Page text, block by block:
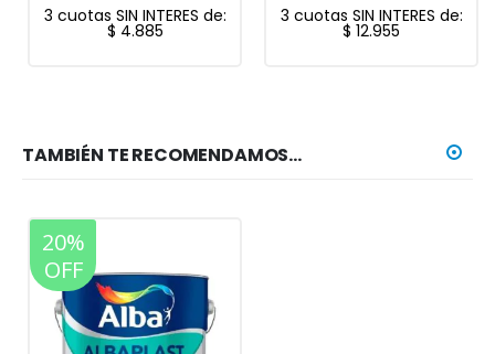
3 cuotas SIN INTERES de:
$ 4.885
3 cuotas SIN INTERES de:
$ 12.955
TAMBIÉN TE RECOMENDAMOS…
20%
OFF